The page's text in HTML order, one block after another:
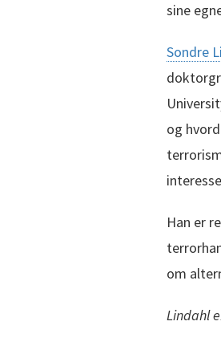
sine
Sondre
og
Han er
om
Lindahl